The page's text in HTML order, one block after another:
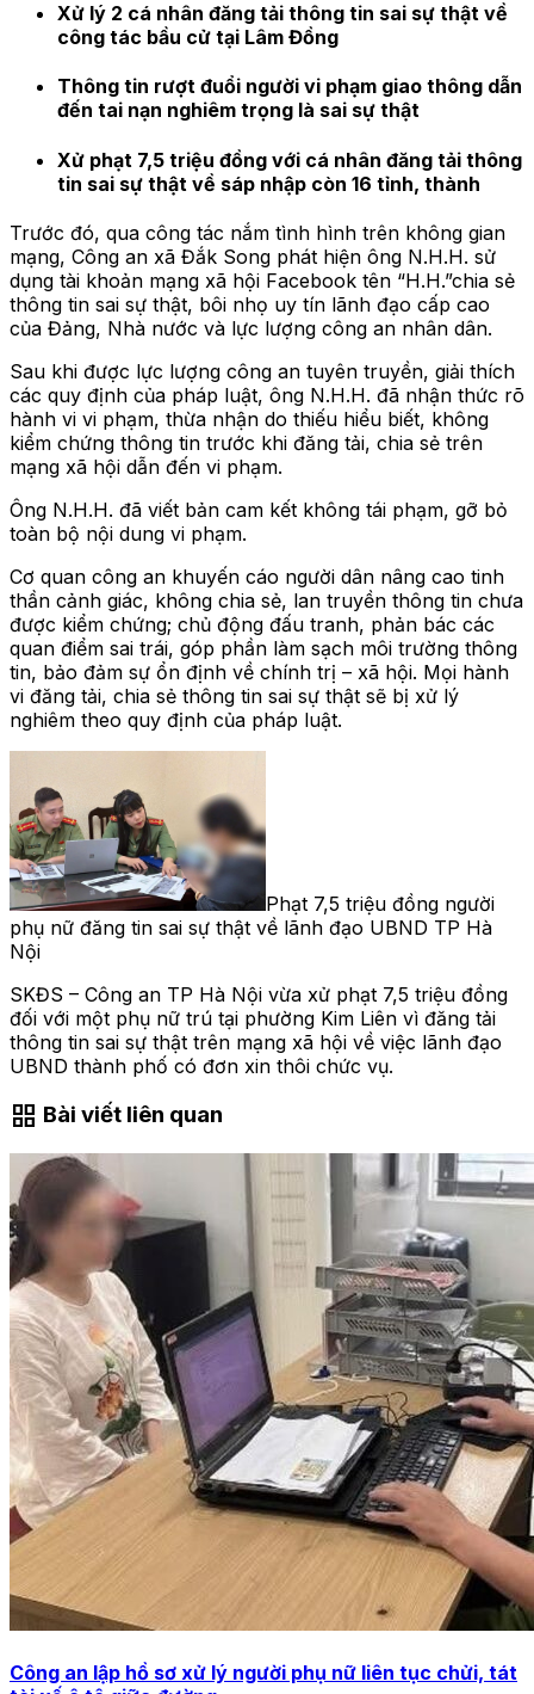
Xử lý 2 cá nhân đăng tải thông tin sai sự thật về
công tác bầu cử tại Lâm Đồng
Thông tin rượt đuổi người vi phạm giao thông dẫn
đến tai nạn nghiêm trọng là sai sự thật
Xử phạt 7,5 triệu đồng với cá nhân đăng tải thông
tin sai sự thật về sáp nhập còn 16 tỉnh, thành
Trước đó, qua công tác nắm tình hình trên không gian
mạng, Công an xã Đắk Song phát hiện ông N.H.H. sử
dụng tài khoản mạng xã hội Facebook tên “H.H.”chia sẻ
thông tin sai sự thật, bôi nhọ uy tín lãnh đạo cấp cao
của Đảng, Nhà nước và lực lượng công an nhân dân.
Sau khi được lực lượng công an tuyên truyền, giải thích
các quy định của pháp luật, ông N.H.H. đã nhận thức rõ
hành vi vi phạm, thừa nhận do thiếu hiểu biết, không
kiểm chứng thông tin trước khi đăng tải, chia sẻ trên
mạng xã hội dẫn đến vi phạm.
Ông N.H.H. đã viết bản cam kết không tái phạm, gỡ bỏ
toàn bộ nội dung vi phạm.
Cơ quan công an khuyến cáo người dân nâng cao tinh
thần cảnh giác, không chia sẻ, lan truyền thông tin chưa
được kiểm chứng; chủ động đấu tranh, phản bác các
quan điểm sai trái, góp phần làm sạch môi trường thông
tin, bảo đảm sự ổn định về chính trị – xã hội. Mọi hành
vi đăng tải, chia sẻ thông tin sai sự thật sẽ bị xử lý
nghiêm theo quy định của pháp luật.
Phạt 7,5 triệu đồng người
phụ nữ đăng tin sai sự thật về lãnh đạo UBND TP Hà
Nội
SKĐS – Công an TP Hà Nội vừa xử phạt 7,5 triệu đồng
đối với một phụ nữ trú tại phường Kim Liên vì đăng tải
thông tin sai sự thật trên mạng xã hội về việc lãnh đạo
UBND thành phố có đơn xin thôi chức vụ.
grid_view Bài viết liên quan
Công an lập hồ sơ xử lý người phụ nữ liên tục chửi, tát